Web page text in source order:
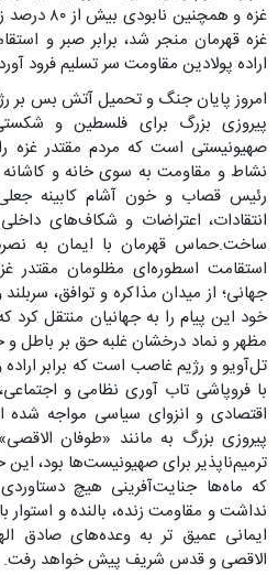
غزه و
غزه قهرمان منجر شد، برابر صبر و
اراده پولادین مقاومت سر تسلیم فرود
امروز پایان جنگ و تحمیل آتش بس بر
پیروزی بزرگ برای فلسطین و
صهیونیستی است که مردم مقتدر غزه
نشاط و مقاومت به سوی خانه و کاشانه
رئیس قصاب و خون آشام کابینه
انتقادات، اعتراضات و شکاف‌های
ساخت.حماس قهرمان با ایمان به
استقامت اسطوره‌ای مظلومان
جهانی؛ از میدان مذاکره و توافق،
خود این پیام را به جهانیان منتقل
مظهر و نماد درخشان غلبه حق بر باطل
تل‌آویو و رژیم غاصب است که برابر اراده
با فروپاشی تاب آوری نظامی و
اقتصادی و انزوای سیاسی مواجه
پیروزی بزرگ به مانند «طوفان
ترمیم‌ناپذیر برای صهیونیست‌ها بود،
که ماه‌ها جنایت‌آفرینی هیچ
نداشت و مقاومت زنده، بالنده و استوار
ایمانی عمیق تر به وعده‌های صادق
الاقصی و قدس شریف پیش خواهد رفت.